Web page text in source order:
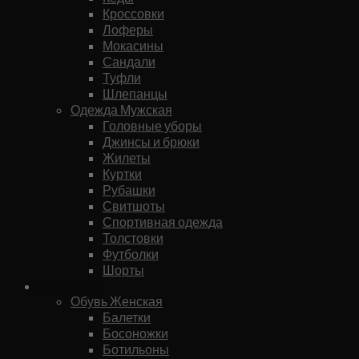
Кроссовки
Лоферы
Мокасины
Сандали
Туфли
Шлепанцы
Одежда Мужская
Головные уборы
Джинсы и брюки
Жилеты
Куртки
Рубашки
Свитшоты
Спортивная одежда
Толстовки
Футболки
Шорты
Обувь Женская
Балетки
Босоножки
Ботильоны